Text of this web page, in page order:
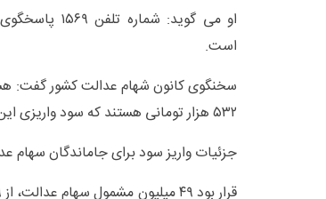
او می گوید:
است.
سخنگوی کانون شهام عدالت کشور گفت:
۵۳۲ هزار تومانی هستند که سود واریزی این مرحله برای آنان ۶۰۰ هزار تومان بوده است.
جزئیات واریز سود برای جاماندگان سهام